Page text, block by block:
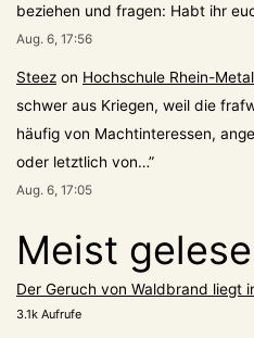
beziehen und fragen: Habt ihr
Aug. 6, 17:56
Steez on Hochschule Rhein-
schwer aus Kriegen, weil die
häufig von Machtinteressen,
oder letztlich von…”
Aug. 6, 17:05
Meist
Der Geruch von Waldbrand liegt
3.1k Aufrufe